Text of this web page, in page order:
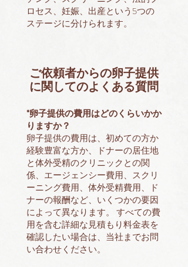
ロセス、妊娠、出産という5つの
ステージに分けられます。
ご依頼者からの卵子提供
に関してのよくある質問
*卵子提供の費用はどのくらいかか
りますか？
卵子提供の費用は、初めての方か
経験豊富な方か、ドナーの居住地
と体外受精のクリニックとの関
係、エージェンシー費用、スクリ
ーニング費用、体外受精費用、ド
ナーの報酬など、いくつかの要因
によって異なります。 すべての費
用を含む詳細な見積もり料金表を
確認したい場合は、当社までお問
い合わせください。